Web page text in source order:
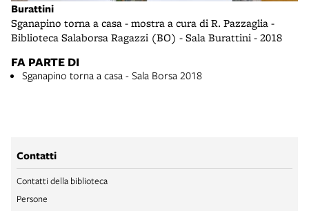
Burattini
Sganapino torna a casa - mostra a cura di R. Pazzaglia -
Biblioteca Salaborsa Ragazzi (BO) - Sala Burattini - 2018
FA PARTE DI
Sganapino torna a casa - Sala Borsa 2018
Contatti
Contatti della biblioteca
Persone